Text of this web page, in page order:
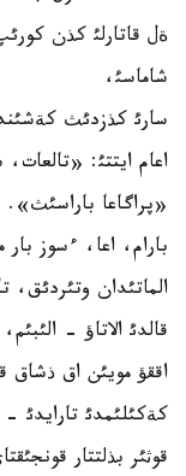
ةل قاتارلئ كذن
شاماسئ،
سارئ كذزدئث
اعام ايتتئ:
«پراگاعا باراسئث».
بارام، اعا، ءسوز بار
الماتئدان وتئردئق،
قالدئ الاتاؤ -
اققؤ مويئن اق ذشاق
كةكئلئمدئ تارايدئ -
قوثئر بذلتتار